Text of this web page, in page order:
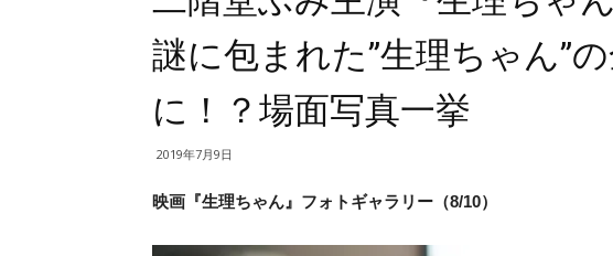
謎に包まれた”生理ちゃん”
に！？場面写真一挙
2019年7月9日
映画『生理ちゃん』フォトギャラリー（8/10）